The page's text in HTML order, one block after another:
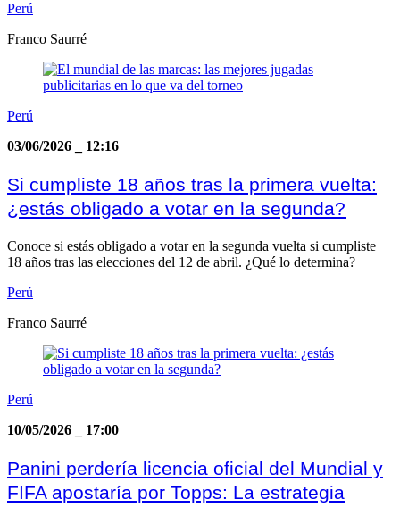
Perú
Franco Saurré
Perú
03/06/2026
12:16
Si cumpliste 18 años tras la primera vuelta:
¿estás obligado a votar en la segunda?
Conoce si estás obligado a votar en la segunda vuelta si cumpliste
18 años tras las elecciones del 12 de abril. ¿Qué lo determina?
Perú
Franco Saurré
Perú
10/05/2026
17:00
Panini perdería licencia oficial del Mundial y
FIFA apostaría por Topps: La estrategia